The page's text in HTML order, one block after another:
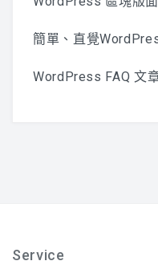
簡單、直覺
WordPress FAQ 文
Service